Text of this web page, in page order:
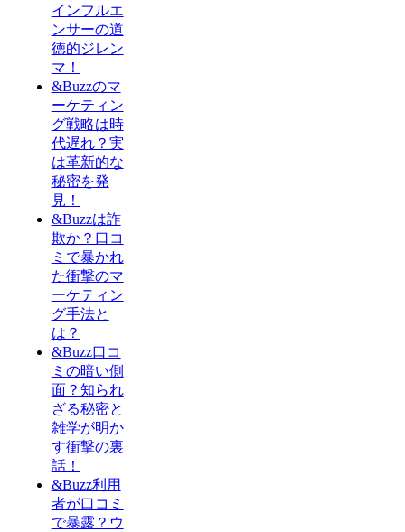
インフルエ
ンサーの道
徳的ジレン
マ！
&Buzzのマ
ーケティン
グ戦略は時
代遅れ？実
は革新的な
秘密を発
見！
&Buzzは詐
欺か？口コ
ミで暴かれ
た衝撃のマ
ーケティン
グ手法と
は？
&Buzz口コ
ミの暗い側
面？知られ
ざる秘密と
雑学が明か
す衝撃の裏
話！
&Buzz利用
者が口コミ
で暴露？ウ